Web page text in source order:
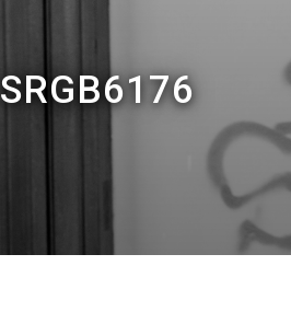
SRGB6176